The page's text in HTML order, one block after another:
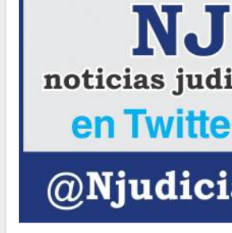
que la Ciudad envía a relleno sanitario”
El Consejero Gustavo Letner obtiene fondos
los Estados Unidos de América
POLÍTICA
Los ciudadanos que no votaron en las
regularizar su situación
CULTURA
Natiruts se presentará en la Ciudad de
CULTURA
Clínicas de Teatro en la Legislatura de la